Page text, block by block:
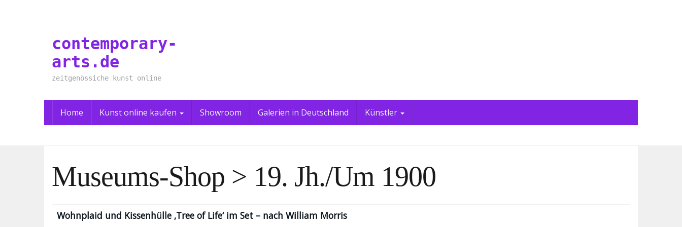
contemporary-
arts.de
zeitgenössiche kunst online
Home Kunst online kaufen Showroom Galerien in Deutschland Künstler
Museums-Shop > 19. Jh./um 1900
Wohnplaid und Kissenhülle ‚Tree of Life‘ im Set – nach William Morris